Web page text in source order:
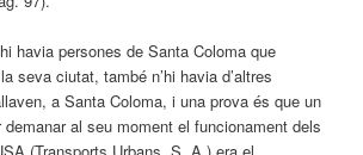
havia persones de Santa Coloma que
seva ciutat, també n’hi havia d’altres
a Santa Coloma, i una prova és que un
al seu moment el funcionament dels
(Transports Urbans, S. A.) era el